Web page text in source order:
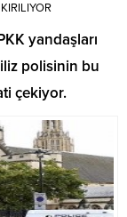
yandaşları
polisinin bu
çekiyor.